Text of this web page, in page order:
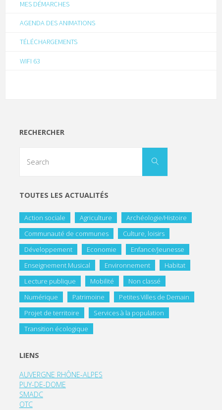
MES DÉMARCHES
AGENDA DES ANIMATIONS
TÉLÉCHARGEMENTS
WIFI 63
RECHERCHER
TOUTES LES ACTUALITÉS
Action sociale Agriculture
Archéologie/Histoire
Communauté de communes
Culture, loisirs
Développement
Economie
Enfance/Jeunesse
Enseignement Musical
Environnement
Habitat
Lecture publique
Mobilité
Non classé
Numérique
Patrimoine
Petites Villes de Demain
Projet de territoire
Services à la population
Transition écologique
LIENS
AUVERGNE RHÔNE-ALPES
PUY-DE-DOME
SMADC
OTC